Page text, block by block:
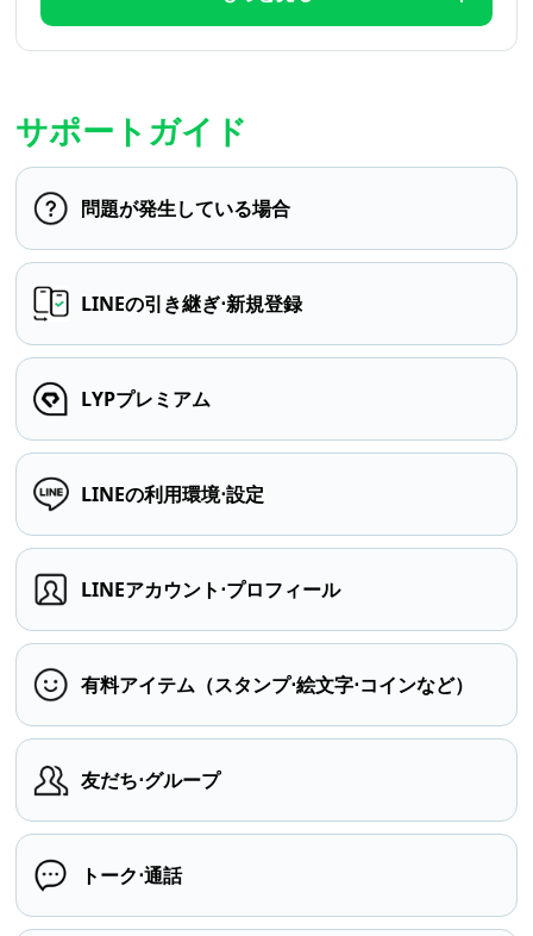
サポートガイド
問題が発生している場合
LINEの引き継ぎ⋅新規登録
LYPプレミアム
LINEの利用環境⋅設定
LINEアカウント⋅プロフィール
有料アイテム（スタンプ⋅絵文字⋅コインなど）
友だち⋅グループ
トーク⋅通話